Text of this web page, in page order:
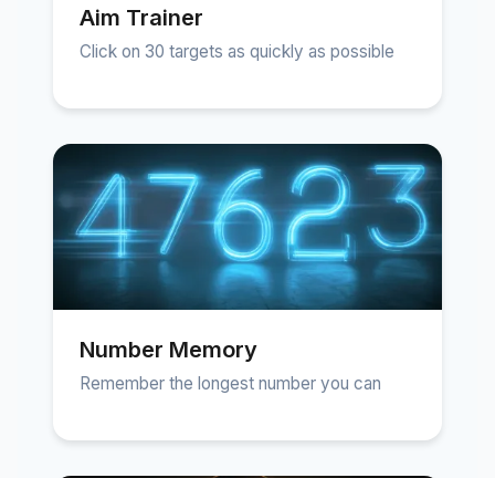
Aim Trainer
Click on 30 targets as quickly as possible
Number Memory
Remember the longest number you can